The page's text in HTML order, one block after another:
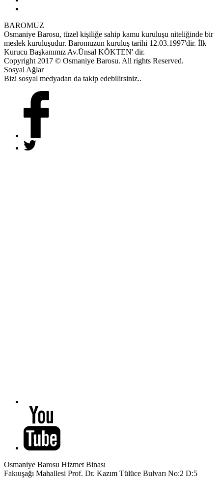
BAROMUZ
Osmaniye Barosu, tüzel kişiliğe sahip kamu kuruluşu niteliğinde bir
meslek kuruluşudur. Baromuzun kuruluş tarihi 12.03.1997'dir. İlk
Kurucu Başkanımız Av.Ünsal KÖKTEN' dir.
Copyright 2017 © Osmaniye Barosu. All rights Reserved.
Sosyal Ağlar
Bizi sosyal medyadan da takip edebilirsiniz..
Osmaniye Barosu Hizmet Binası
Fakıuşağı Mahallesi Prof. Dr. Kazım Tülüce Bulvarı No:2 D:5